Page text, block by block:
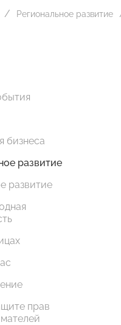
Региональное развитие
бизнеса
развитие
развитие
прав